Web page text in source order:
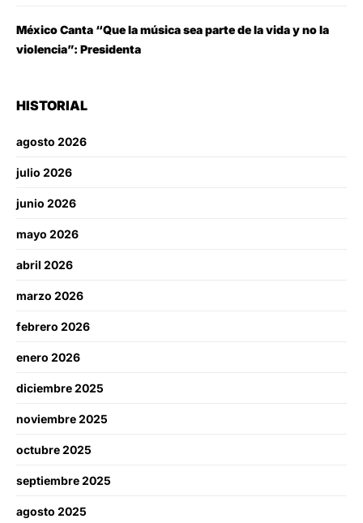
México Canta “Que la música sea parte de la vida y no la
violencia”: Presidenta
HISTORIAL
agosto 2026
julio 2026
junio 2026
mayo 2026
abril 2026
marzo 2026
febrero 2026
enero 2026
diciembre 2025
noviembre 2025
octubre 2025
septiembre 2025
agosto 2025